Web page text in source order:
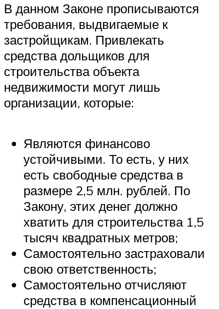
В данном Законе прописываются
требования, выдвигаемые к
застройщикам. Привлекать
средства дольщиков для
строительства объекта
недвижимости могут лишь
организации, которые:
Являются финансово
устойчивыми. То есть, у них
есть свободные средства в
размере 2,5 млн. рублей. По
Закону, этих денег должно
хватить для строительства 1,5
тысяч квадратных метров;
Самостоятельно застраховали
свою ответственность;
Самостоятельно отчисляют
средства в компенсационный